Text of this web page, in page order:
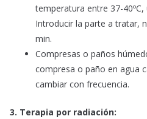
temperatura entre 37-
Introducir la parte a tratar,
min.
Compresas o paños
compresa o paño en agua
cambiar con frecuencia.
3. Terapia por radiación: